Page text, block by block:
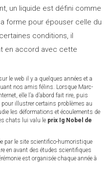
un liquide est défini comme
forme pour épouser celle du
conditions, il
en accord avec cette
le web il y a quelques années et a
nos amis félins. Lorsque Marc-
elle l’a d’abord fait rire, puis
pour illustrer certains problèmes au
les déformations et écoulements de
chats lui valu le prix Ig Nobel de
par le site scientifico-humoristique
en avant des études scientifiques
est organisée chaque année à